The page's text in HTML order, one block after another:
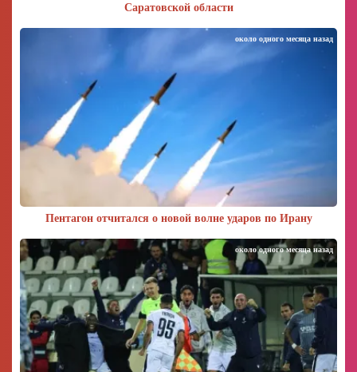
Саратовской области
Пентагон отчитался о новой волне ударов по Ирану
около одного месяца назад
около одного месяца назад